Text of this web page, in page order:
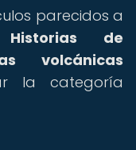
parecidos a
de
volcánicas
la categoría